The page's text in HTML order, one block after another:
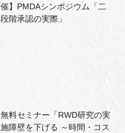
催】PMDAシンポジウム「二
段階承認の実際」
無料セミナー「RWD研究の実
施障壁を下げる ～時間・コス